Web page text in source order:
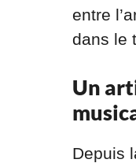
entre
dans le
Un
Depuis